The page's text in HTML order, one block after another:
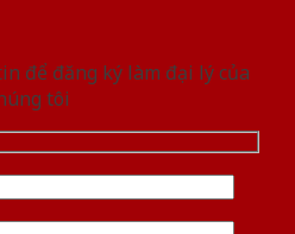
để đăng ký làm đại lý của
tôi